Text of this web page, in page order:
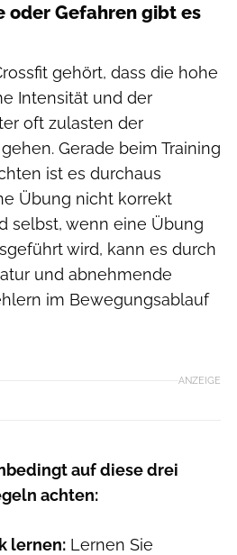
oder Gefahren gibt es
gehört, dass die hohe
Intensität und der
oft zulasten der
Gerade beim Training
ist es durchaus
Übung nicht korrekt
selbst, wenn eine Übung
wird, kann es durch
und abnehmende
im Bewegungsablauf
ANZEIGE
auf diese drei
achten:
lernen: Lernen Sie